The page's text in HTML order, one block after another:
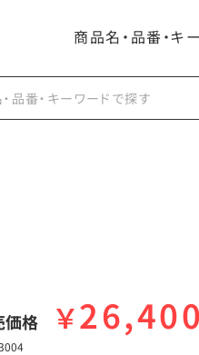
商品名・品番・キ
価格 ￥26,400